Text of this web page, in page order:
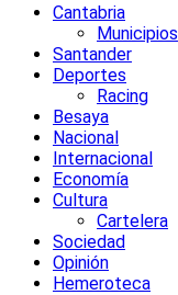
Cantabria
Municipios
Santander
Deportes
Racing
Besaya
Nacional
Internacional
Economía
Cultura
Cartelera
Sociedad
Opinión
Hemeroteca